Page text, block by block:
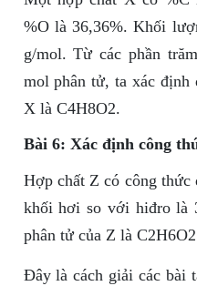
%O là 36,36%. Khối
g/mol. Từ các phần
mol phân tử, ta xác định
X là C4H8O2.
Bài 6: Xác định công
Hợp chất Z có công
khối hơi so với hiđro là
phân tử của Z là
Đây là cách giải các bài